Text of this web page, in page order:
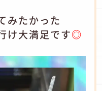
みたかった
け大満足です◎